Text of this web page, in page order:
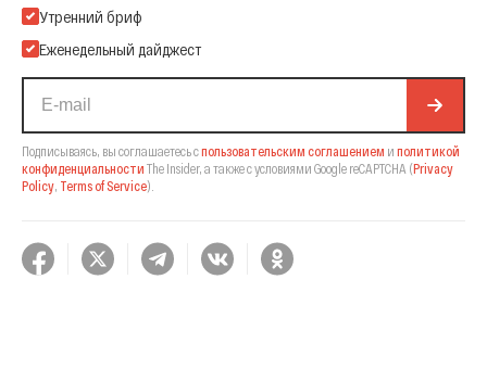
Подпишитесь на нашу Email-рассылку
Утренний бриф
Еженедельный дайджест
Подписываясь, вы соглашаетесь спользовательским соглашением и политикой
конфиденциальности The Insider, а также с условиями Google reCAPTCHA (Privacy
Policy, Terms of Service).